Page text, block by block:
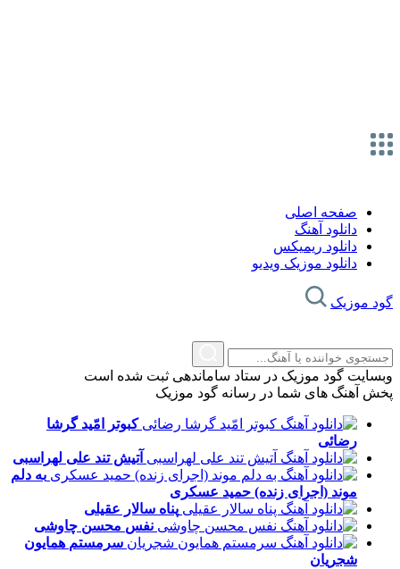
صفحه اصلی
دانلود آهنگ
دانلود ریمیکس
دانلود موزیک ویدیو
گود موزیک
وبسایت گود موزیک در ستاد ساماندهی ثبت شده است
پخش آهنگ های شما در رسانه گود موزیک
کبوتر امّید گرشا
رضائی
آتیش تند علی لهراسبی
به دلم
موند (اجرای زنده) حمید عسکری
پناه سالار عقیلی
نفس محسن چاوشی
سرمستم همایون
شجریان